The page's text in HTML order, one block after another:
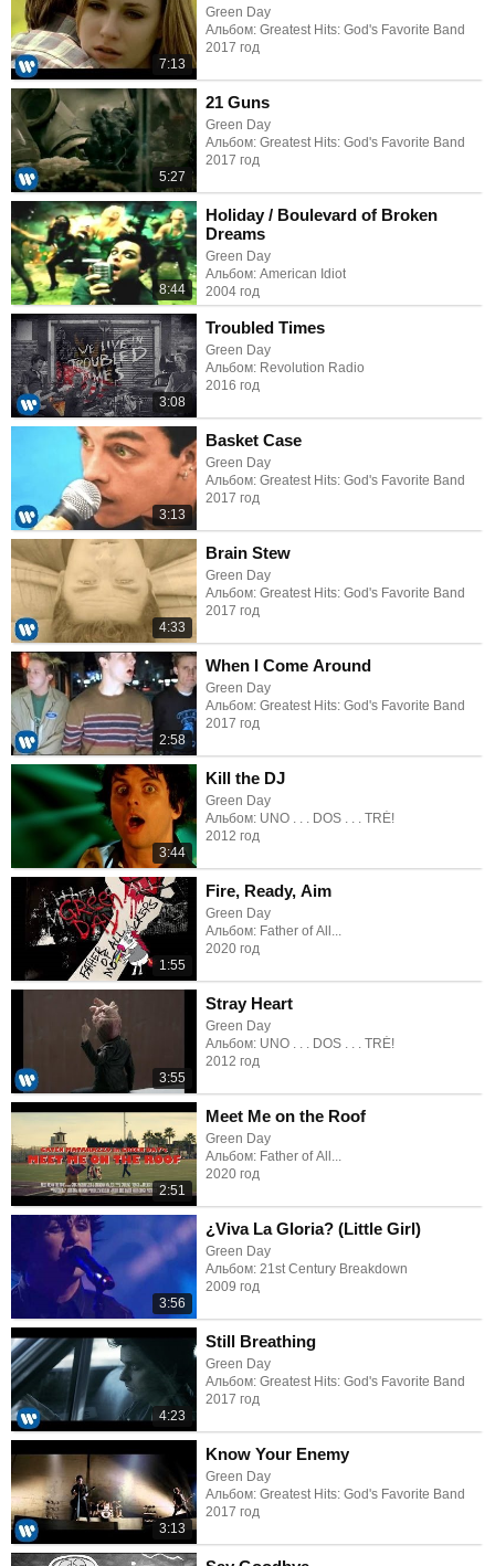
7:13
Green Day
Альбом: Greatest Hits: God's Favorite Band
2017 год
5:27
21 Guns
Green Day
Альбом: Greatest Hits: God's Favorite Band
2017 год
8:44
Holiday / Boulevard of Broken
Dreams
Green Day
Альбом: American Idiot
2004 год
3:08
Troubled Times
Green Day
Альбом: Revolution Radio
2016 год
3:13
Basket Case
Green Day
Альбом: Greatest Hits: God's Favorite Band
2017 год
4:33
Brain Stew
Green Day
Альбом: Greatest Hits: God's Favorite Band
2017 год
2:58
When I Come Around
Green Day
Альбом: Greatest Hits: God's Favorite Band
2017 год
3:44
Kill the DJ
Green Day
Альбом: UNO . . . DOS . . . TRÉ!
2012 год
1:55
Fire, Ready, Aim
Green Day
Альбом: Father of All...
2020 год
3:55
Stray Heart
Green Day
Альбом: UNO . . . DOS . . . TRÉ!
2012 год
2:51
Meet Me on the Roof
Green Day
Альбом: Father of All...
2020 год
3:56
¿Viva La Gloria? (Little Girl)
Green Day
Альбом: 21st Century Breakdown
2009 год
4:23
Still Breathing
Green Day
Альбом: Greatest Hits: God's Favorite Band
2017 год
3:13
Know Your Enemy
Green Day
Альбом: Greatest Hits: God's Favorite Band
2017 год